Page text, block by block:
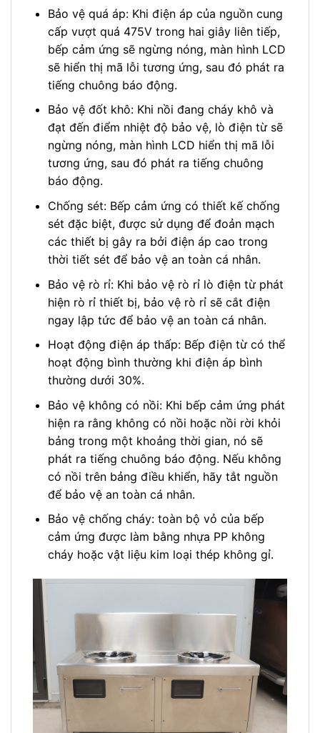
Bảo vệ quá áp: Khi điện áp của nguồn cung
cấp vượt quá 475V trong hai giây liên tiếp,
bếp cảm ứng sẽ ngừng nóng, màn hình LCD
sẽ hiển thị mã lỗi tương ứng, sau đó phát ra
tiếng chuông báo động.
Bảo vệ đốt khô: Khi nồi đang cháy khô và
đạt đến điểm nhiệt độ bảo vệ, lò điện từ sẽ
ngừng nóng, màn hình LCD hiển thị mã lỗi
tương ứng, sau đó phát ra tiếng chuông
báo động.
Chống sét: Bếp cảm ứng có thiết kế chống
sét đặc biệt, được sử dụng để đoản mạch
các thiết bị gây ra bởi điện áp cao trong
thời tiết sét để bảo vệ an toàn cá nhân.
Bảo vệ rò rỉ: Khi bảo vệ rò rỉ lò điện từ phát
hiện rò rỉ thiết bị, bảo vệ rò rỉ sẽ cắt điện
ngay lập tức để bảo vệ an toàn cá nhân.
Hoạt động điện áp thấp: Bếp điện từ có thể
hoạt động bình thường khi điện áp bình
thường dưới 30%.
Bảo vệ không có nồi: Khi bếp cảm ứng phát
hiện ra rằng không có nồi hoặc nồi rời khỏi
bảng trong một khoảng thời gian, nó sẽ
phát ra tiếng chuông báo động. Nếu không
có nồi trên bảng điều khiển, hãy tắt nguồn
để bảo vệ an toàn cá nhân.
Bảo vệ chống cháy: toàn bộ vỏ của bếp
cảm ứng được làm bằng nhựa PP không
cháy hoặc vật liệu kim loại thép không gỉ.